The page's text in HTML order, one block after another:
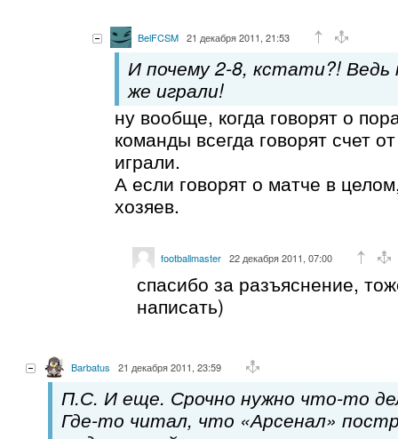
BelFCSM 21 декабря 2011, 21:53
И почему 2-8, кстати?!
же играли!
ну вообще, когда говорят о
команды всегда говорят счет
играли.
А если говорят о матче в
хозяев.
footballmaster 22 декабря 2011, 07:00
спасибо за разъяснение,
написать)
Barbatus 21 декабря 2011, 23:59
П.С. И еще. Срочно нужно что-то
Где-то читал, что «Арсенал»